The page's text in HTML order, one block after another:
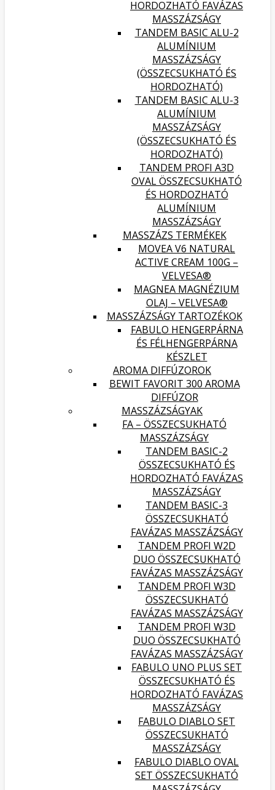
HORDOZHATÓ FAVÁZAS
MASSZÁZSÁGY
TANDEM BASIC ALU-2
ALUMÍNIUM
MASSZÁZSÁGY
(ÖSSZECSUKHATÓ ÉS
HORDOZHATÓ)
TANDEM BASIC ALU-3
ALUMÍNIUM
MASSZÁZSÁGY
(ÖSSZECSUKHATÓ ÉS
HORDOZHATÓ)
TANDEM PROFI A3D
OVAL ÖSSZECSUKHATÓ
ÉS HORDOZHATÓ
ALUMÍNIUM
MASSZÁZSÁGY
MASSZÁZS TERMÉKEK
MOVEA V6 NATURAL
ACTIVE CREAM 100G –
VELVESA®
MAGNEA MAGNÉZIUM
OLAJ – VELVESA®
MASSZÁZSÁGY TARTOZÉKOK
FABULO HENGERPÁRNA
ÉS FÉLHENGERPÁRNA
KÉSZLET
AROMA DIFFÚZOROK
BEWIT FAVORIT 300 AROMA
DIFFÚZOR
MASSZÁZSÁGYAK
FA – ÖSSZECSUKHATÓ
MASSZÁZSÁGY
TANDEM BASIC-2
ÖSSZECSUKHATÓ ÉS
HORDOZHATÓ FAVÁZAS
MASSZÁZSÁGY
TANDEM BASIC-3
ÖSSZECSUKHATÓ
FAVÁZAS MASSZÁZSÁGY
TANDEM PROFI W2D
DUO ÖSSZECSUKHATÓ
FAVÁZAS MASSZÁZSÁGY
TANDEM PROFI W3D
ÖSSZECSUKHATÓ
FAVÁZAS MASSZÁZSÁGY
TANDEM PROFI W3D
DUO ÖSSZECSUKHATÓ
FAVÁZAS MASSZÁZSÁGY
FABULO UNO PLUS SET
ÖSSZECSUKHATÓ ÉS
HORDOZHATÓ FAVÁZAS
MASSZÁZSÁGY
FABULO DIABLO SET
ÖSSZECSUKHATÓ
MASSZÁZSÁGY
FABULO DIABLO OVAL
SET ÖSSZECSUKHATÓ